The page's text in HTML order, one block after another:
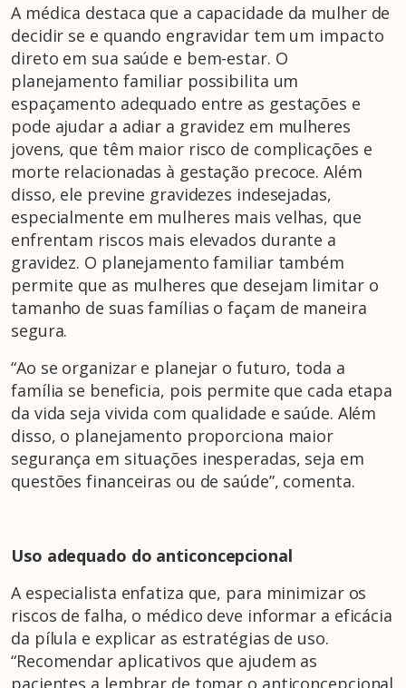
A médica destaca que a capacidade da mulher de
decidir se e quando engravidar tem um impacto
direto em sua saúde e bem-estar. O
planejamento familiar possibilita um
espaçamento adequado entre as gestações e
pode ajudar a adiar a gravidez em mulheres
jovens, que têm maior risco de complicações e
morte relacionadas à gestação precoce. Além
disso, ele previne gravidezes indesejadas,
especialmente em mulheres mais velhas, que
enfrentam riscos mais elevados durante a
gravidez. O planejamento familiar também
permite que as mulheres que desejam limitar o
tamanho de suas famílias o façam de maneira
segura.
“Ao se organizar e planejar o futuro, toda a
família se beneficia, pois permite que cada etapa
da vida seja vivida com qualidade e saúde. Além
disso, o planejamento proporciona maior
segurança em situações inesperadas, seja em
questões financeiras ou de saúde”, comenta.
Uso adequado do anticoncepcional
A especialista enfatiza que, para minimizar os
riscos de falha, o médico deve informar a eficácia
da pílula e explicar as estratégias de uso.
“Recomendar aplicativos que ajudem as
pacientes a lembrar de tomar o anticoncepcional